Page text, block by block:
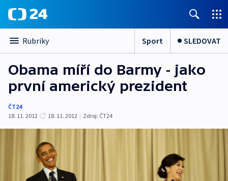
Rubriky Sport SLEDOVAT
Obama míří do Barmy - jako
první americký prezident
ČT24
18. 11. 2012
18. 11. 2012 | Zdroj: ČT24